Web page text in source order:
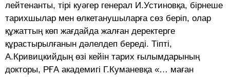
лейтенанты, тірі куәгер генерал И.Устиновқа, бірнеше
тарихшылар мен өлкетанушыларға сөз беріп, олар
құжаттың көп жағдайда жалған деректерге
құрастырылғанын дәлелдеп береді. Тіпті,
А.Кривицкийдың өзі кейін тарих ғылымдарының
докторы, РҒА академигі Г.Куманевқа «… маған